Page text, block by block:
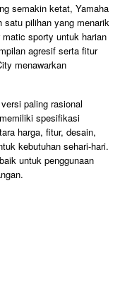
semakin ketat, Yamaha
pilihan yang menarik
sporty untuk harian
agresif serta fitur
menawarkan
paling rasional
spesifikasi
harga, fitur, desain,
kebutuhan sehari-hari.
untuk penggunaan